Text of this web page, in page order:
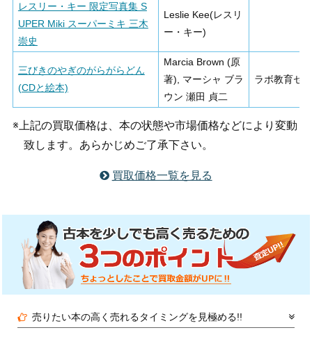
レスリー・キー 限定写真集 S
UPER Miki スーパーミキ 三木
崇史
Leslie Kee(レスリ
ー・キー)
三びきのやぎのがらがらどん
(CDと絵本)
Marcia Brown (原
著), マーシャ ブラ
ウン 瀬田 貞二
ラボ教育セ
※上記の買取価格は、本の状態や市場価格などにより変動
致します。あらかじめご了承下さい。
買取価格一覧を見る
売りたい本の高く売れるタイミングを見極める!!